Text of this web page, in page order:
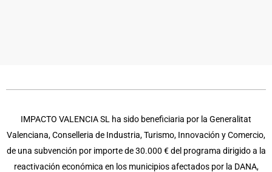
IMPACTO VALENCIA SL ha sido beneficiaria por la Generalitat
Valenciana, Conselleria de Industria, Turismo, Innovación y Comercio,
de una subvención por importe de 30.000 € del programa dirigido a la
reactivación económica en los municipios afectados por la DANA,